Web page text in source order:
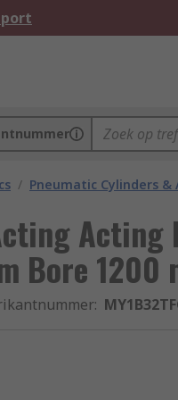
/ Pneumatic Cylinders &
Bore 1200
: